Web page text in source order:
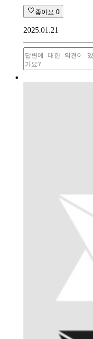
좋아요 0
2025.01.21